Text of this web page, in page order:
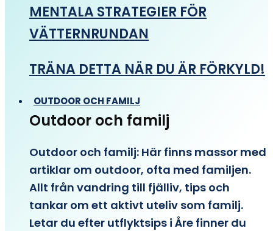
MENTALA STRATEGIER FÖR
VÄTTERNRUNDAN
TRÄNA DETTA NÄR DU ÄR FÖRKYLD!
OUTDOOR OCH FAMILJ
Outdoor och familj
Outdoor och familj: Här finns massor med
artiklar om outdoor, ofta med familjen.
Allt från vandring till fjälliv, tips och
tankar om ett aktivt uteliv som familj.
Letar du efter utflyktsips i Åre finner du